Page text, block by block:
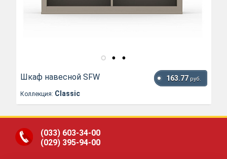
Шкаф навесной SFW 163.77 руб.
Коллекция: Classic
(033) 603-34-00
(029) 395-94-00